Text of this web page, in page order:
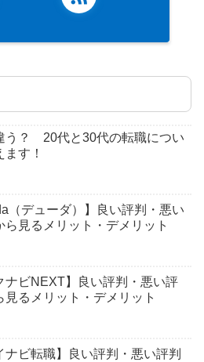
う？ 20代と30代の転職につい
ます！
（デューダ）】良い評判・悪い
ら見るメリット・デメリット
ナビNEXT】良い評判・悪い評
見るメリット・デメリット
ナビ転職】良い評判・悪い評判